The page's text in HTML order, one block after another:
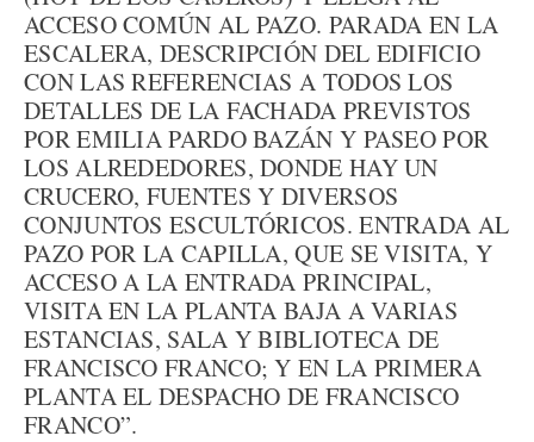
ACCESO COMÚN AL PAZO. PARADA EN LA
ESCALERA, DESCRIPCIÓN DEL EDIFICIO
CON LAS REFERENCIAS A TODOS LOS
DETALLES DE LA FACHADA PREVISTOS
POR EMILIA PARDO BAZÁN Y PASEO POR
LOS ALREDEDORES, DONDE HAY UN
CRUCERO, FUENTES Y DIVERSOS
CONJUNTOS ESCULTÓRICOS. ENTRADA AL
PAZO POR LA CAPILLA, QUE SE VISITA, Y
ACCESO A LA ENTRADA PRINCIPAL,
VISITA EN LA PLANTA BAJA A VARIAS
ESTANCIAS, SALA Y BIBLIOTECA DE
FRANCISCO FRANCO; Y EN LA PRIMERA
PLANTA EL DESPACHO DE FRANCISCO
FRANCO”.